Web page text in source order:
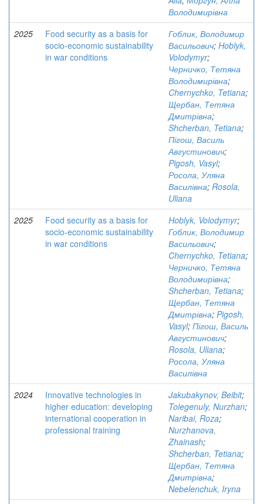
Володимирівна
2025
Food security as a basis for
socio-economic sustainability
in war conditions
Гоблик, Володимир
Васильович; Hoblyk,
Volodymyr;
Черничко, Тетяна
Володимирівна;
Chernychko, Tetiana;
Щербан, Тетяна
Дмитрівна;
Shcherban, Tetiana;
Пігош, Василь
Августинович;
Pigosh, Vasyl;
Росола, Уляна
Василівна; Rosola,
Uliana
2025
Food security as a basis for
socio-economic sustainability
in war conditions
Hoblyk, Volodymyr;
Гоблик, Володимир
Васильович;
Chernychko, Tetiana;
Черничко, Тетяна
Володимирівна;
Shcherban, Tetiana;
Щербан, Тетяна
Дмитрівна; Pigosh,
Vasyl; Пігош, Василь
Августинович;
Rosola, Uliana;
Росола, Уляна
Василівна
2024
Innovative technologies in
higher education: developing
international cooperation in
professional training
Jakubakynov, Beibit;
Tolegenuly, Nurzhan;
Naribai, Roza;
Nurzhanova,
Zhainash;
Shcherban, Tetiana;
Щербан, Тетяна
Дмитрівна;
Nebelenchuk, Iryna